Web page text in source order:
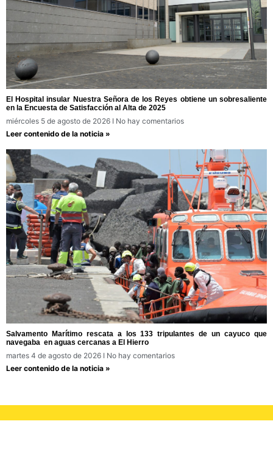
El Hospital insular Nuestra Señora de los Reyes obtiene un sobresaliente
en la Encuesta de Satisfacción al Alta de 2025
miércoles 5 de agosto de 2026
No hay comentarios
Leer contenido de la noticia »
Salvamento Marítimo rescata a los 133 tripulantes de un cayuco que
navegaba en aguas cercanas a El Hierro
martes 4 de agosto de 2026
No hay comentarios
Leer contenido de la noticia »